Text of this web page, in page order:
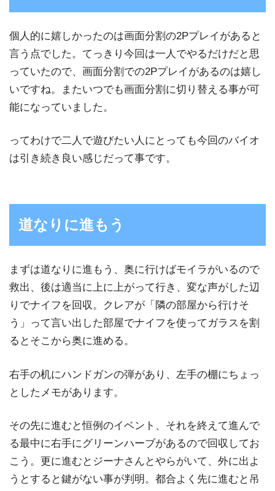
個人的に嬉しかったのは画面分割の2Pプレイがあると
言う点でした。てっきり今回は一人でやるだけだと思
っていたので、画面分割での2Pプレイがあるのは嬉し
いですね。またいつでも画面分割に切り替える事が可
能になっていました。
ってわけで二人で遊びたい人にとっても今回のバイオ
は引き続き良い感じだって事です。
道なりに進もう
まずは道なりに進もう、奥に行けばモイラがいるので
救出、後は適当に上に上がって行き、変な声がした辺
りでナイフを回収。クレアが「隣の部屋から行けそ
う」って言い出した部屋でナイフを使ってガラスを割
るとそこから奥に進める。
右手の机にハンドガンの弾があり、左手の棚にちょっ
としたメモがあります。
その先に進むと恒例のイベント、それを終えて進んで
る最中に右手にグリーンハーブがあるので回収してお
こう。更に進むとジーナさんとやらがいて、外に出よ
うとすると鍵がない事が判明。都合よく先に進むと吊